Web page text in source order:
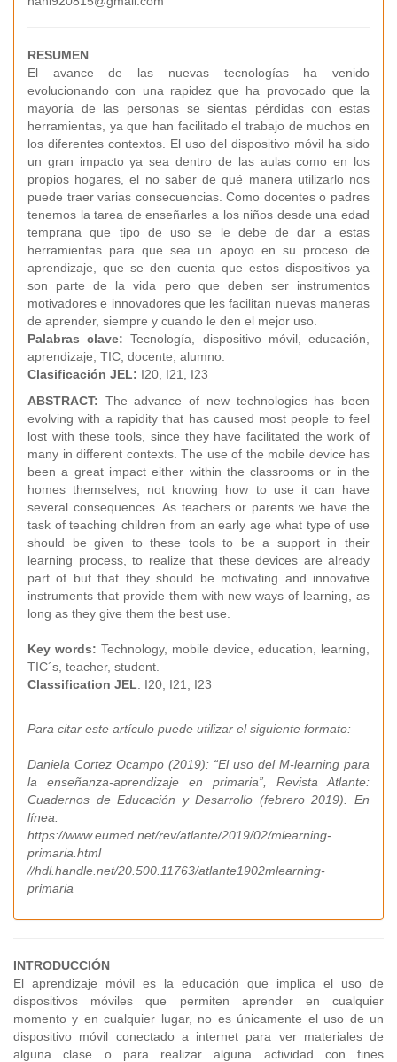
RESUMEN
El avance de las nuevas tecnologías ha venido
evolucionando con una rapidez que ha provocado que la
mayoría de las personas se sientas pérdidas con estas
herramientas, ya que han facilitado el trabajo de muchos en
los diferentes contextos. El uso del dispositivo móvil ha sido
un gran impacto ya sea dentro de las aulas como en los
propios hogares, el no saber de qué manera utilizarlo nos
puede traer varias consecuencias. Como docentes o padres
tenemos la tarea de enseñarles a los niños desde una edad
temprana que tipo de uso se le debe de dar a estas
herramientas para que sea un apoyo en su proceso de
aprendizaje, que se den cuenta que estos dispositivos ya
son parte de la vida pero que deben ser instrumentos
motivadores e innovadores que les facilitan nuevas maneras
de aprender, siempre y cuando le den el mejor uso.
Palabras clave:Tecnología, dispositivo móvil, educación,
aprendizaje, TIC, docente, alumno.
Clasificación JEL: I20, I21, I23
ABSTRACT: The advance of new technologies has been
evolving with a rapidity that has caused most people to feel
lost with these tools, since they have facilitated the work of
many in different contexts. The use of the mobile device has
been a great impact either within the classrooms or in the
homes themselves, not knowing how to use it can have
several consequences. As teachers or parents we have the
task of teaching children from an early age what type of use
should be given to these tools to be a support in their
learning process, to realize that these devices are already
part of but that they should be motivating and innovative
instruments that provide them with new ways of learning, as
long as they give them the best use.
Key words: Technology, mobile device, education, learning,
TIC´s, teacher, student.
Classification JEL: I20, I21, I23
Para citar este artículo puede utilizar el siguiente formato:
Daniela Cortez Ocampo (2019): “El uso del M-learning para
la enseñanza-aprendizaje en primaria”, Revista Atlante:
Cuadernos de Educación y Desarrollo (febrero 2019). En
línea:
https://www.eumed.net/rev/atlante/2019/02/mlearning-
primaria.html
//hdl.handle.net/20.500.11763/atlante1902mlearning-
primaria
INTRODUCCIÓN
El aprendizaje móvil es la educación que implica el uso de
dispositivos móviles que permiten aprender en cualquier
momento y en cualquier lugar, no es únicamente el uso de un
dispositivo móvil conectado a internet para ver materiales de
alguna clase o para realizar alguna actividad con fines